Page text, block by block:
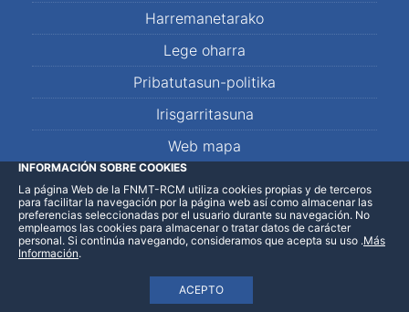
Harremanetarako
Lege oharra
Pribatutasun-politika
Irisgarritasuna
Web mapa
LinkedInFacebookWhatsApp
INFORMACIÓN SOBRE COOKIES
La página Web de la FNMT-RCM utiliza cookies propias y de terceros
para facilitar la navegación por la página web así como almacenar las
preferencias seleccionadas por el usuario durante su navegación. No
empleamos las cookies para almacenar o tratar datos de carácter
personal. Si continúa navegando, consideramos que acepta su uso
ACEPTO
.Más
Información.